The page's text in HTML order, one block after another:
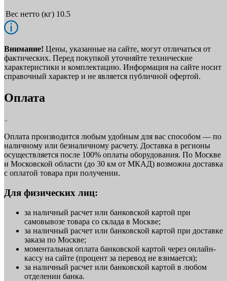
Вес нетто (кг) 10.5
Внимание! Цены, указанные на сайте, могут отличаться от
фактических. Перед покупкой уточняйте технические
характеристики и комплектацию. Информация на сайте носит
справочный характер и не является публичной офертой.
Оплата
Оплата производится любым удобным для вас способом — по
наличному или безналичному расчету. Доставка в регионы
осуществляется после 100% оплаты оборудования. По Москве
и Московской области (до 30 км от МКАД) возможна доставка
с оплатой товара при получении.
Для физических лиц:
за наличный расчет или банковской картой при
самовывозе товара со склада в Москве;
за наличный расчет или банковской картой при доставке
заказа по Москве;
моментальная оплата банковской картой через онлайн-
кассу на сайте (процент за перевод не взимается);
за наличный расчет или банковской картой в любом
отделении банка.